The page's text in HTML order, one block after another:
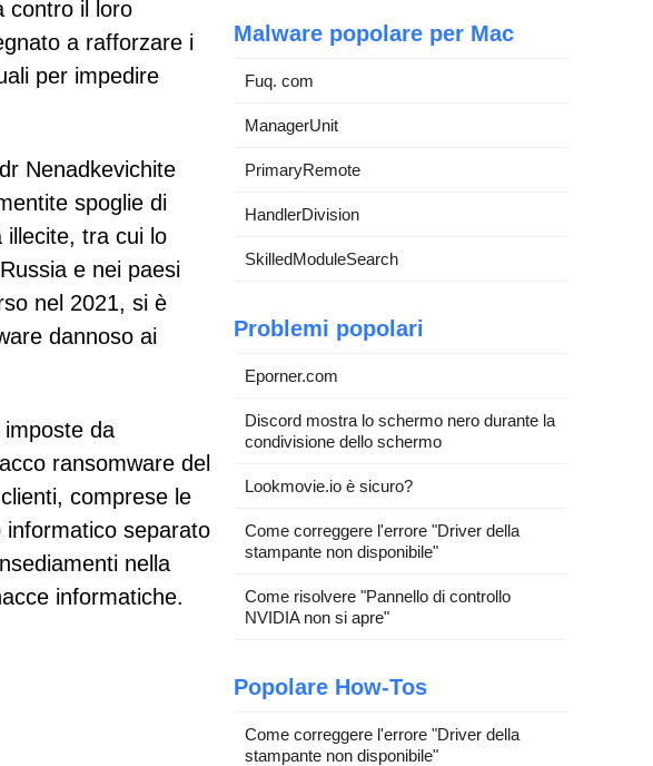
contro il loro
a rafforzare i
per impedire
Nenadkevichite
spoglie di
illecite, tra cui lo
e nei paesi
nel 2021, si è
dannoso ai
da
ransomware del
comprese le
separato
nella
informatiche.
Malware popolare per Mac
Fuq. com
ManagerUnit
PrimaryRemote
HandlerDivision
SkilledModuleSearch
Problemi popolari
Eporner.com
Discord mostra lo schermo nero durante la
condivisione dello schermo
Lookmovie.io è sicuro?
Come correggere l'errore "Driver della
stampante non disponibile"
Come risolvere "Pannello di controllo
NVIDIA non si apre"
Popolare How-Tos
Come correggere l'errore "Driver della
stampante non disponibile"